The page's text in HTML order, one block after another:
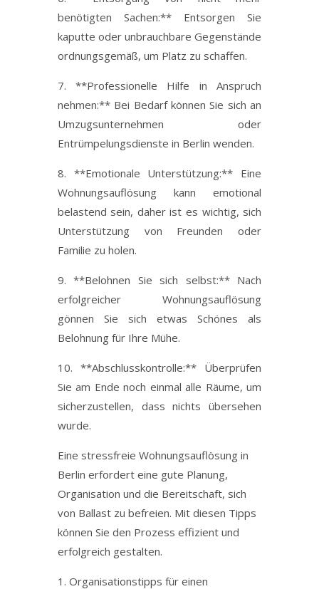
benötigten Sachen:** Entsorgen Sie
kaputte oder unbrauchbare Gegenstände
ordnungsgemäß, um Platz zu schaffen.
7. **Professionelle Hilfe in Anspruch
nehmen:** Bei Bedarf können Sie sich an
Umzugsunternehmen oder
Entrümpelungsdienste in Berlin wenden.
8. **Emotionale Unterstützung:** Eine
Wohnungsauflösung kann emotional
belastend sein, daher ist es wichtig, sich
Unterstützung von Freunden oder
Familie zu holen.
9. **Belohnen Sie sich selbst:** Nach
erfolgreicher Wohnungsauflösung
gönnen Sie sich etwas Schönes als
Belohnung für Ihre Mühe.
10. **Abschlusskontrolle:** Überprüfen
Sie am Ende noch einmal alle Räume, um
sicherzustellen, dass nichts übersehen
wurde.
Eine stressfreie Wohnungsauflösung in
Berlin erfordert eine gute Planung,
Organisation und die Bereitschaft, sich
von Ballast zu befreien. Mit diesen Tipps
können Sie den Prozess effizient und
erfolgreich gestalten.
Organisationstipps für einen